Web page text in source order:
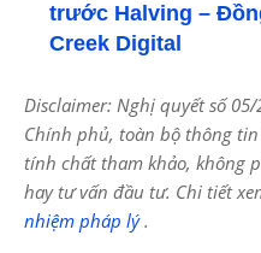
trước Halving –
Creek Digital
Disclaimer: Nghị quyết số
Chính phủ, toàn bộ thông
tính chất tham khảo, không
hay tư vấn đầu tư. Chi tiết
nhiệm pháp lý.